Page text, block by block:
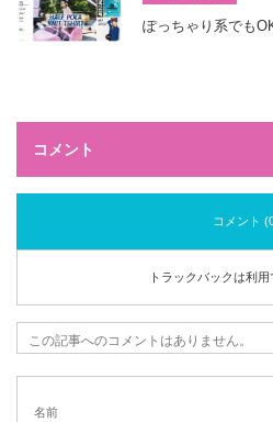
ぽっちゃり系でも
コメント
コメント
トラックバックは利用
この記事へのコメントはありません。
名前